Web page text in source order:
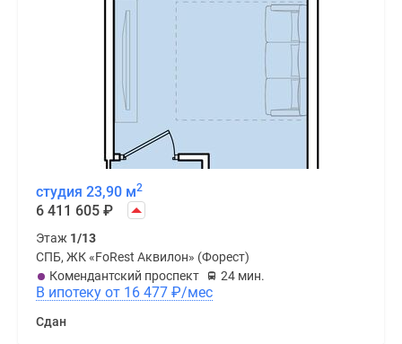
студия 23,90 м2
6 411 605 ₽
Этаж 1/13
СПБ, ЖК «FoRest Аквилон» (Форест)
Комендантский проспект
24 мин.
В ипотеку от 16 477 ₽/мес
Сдан